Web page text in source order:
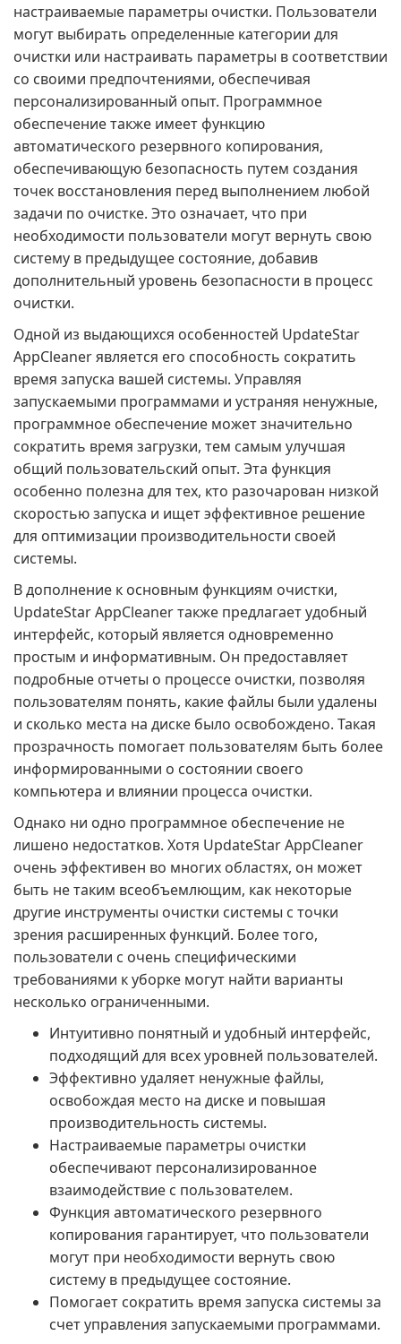
настраиваемые параметры очистки. Пользователи
могут выбирать определенные категории для
очистки или настраивать параметры в соответствии
со своими предпочтениями, обеспечивая
персонализированный опыт. Программное
обеспечение также имеет функцию
автоматического резервного копирования,
обеспечивающую безопасность путем создания
точек восстановления перед выполнением любой
задачи по очистке. Это означает, что при
необходимости пользователи могут вернуть свою
систему в предыдущее состояние, добавив
дополнительный уровень безопасности в процесс
очистки.
Одной из выдающихся особенностей UpdateStar
AppCleaner является его способность сократить
время запуска вашей системы. Управляя
запускаемыми программами и устраняя ненужные,
программное обеспечение может значительно
сократить время загрузки, тем самым улучшая
общий пользовательский опыт. Эта функция
особенно полезна для тех, кто разочарован низкой
скоростью запуска и ищет эффективное решение
для оптимизации производительности своей
системы.
В дополнение к основным функциям очистки,
UpdateStar AppCleaner также предлагает удобный
интерфейс, который является одновременно
простым и информативным. Он предоставляет
подробные отчеты о процессе очистки, позволяя
пользователям понять, какие файлы были удалены
и сколько места на диске было освобождено. Такая
прозрачность помогает пользователям быть более
информированными о состоянии своего
компьютера и влиянии процесса очистки.
Однако ни одно программное обеспечение не
лишено недостатков. Хотя UpdateStar AppCleaner
очень эффективен во многих областях, он может
быть не таким всеобъемлющим, как некоторые
другие инструменты очистки системы с точки
зрения расширенных функций. Более того,
пользователи с очень специфическими
требованиями к уборке могут найти варианты
несколько ограниченными.
Интуитивно понятный и удобный интерфейс,
подходящий для всех уровней пользователей.
Эффективно удаляет ненужные файлы,
освобождая место на диске и повышая
производительность системы.
Настраиваемые параметры очистки
обеспечивают персонализированное
взаимодействие с пользователем.
Функция автоматического резервного
копирования гарантирует, что пользователи
могут при необходимости вернуть свою
систему в предыдущее состояние.
Помогает сократить время запуска системы за
счет управления запускаемыми программами.